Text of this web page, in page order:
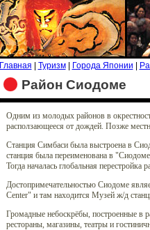
Главная Туризм| Города Японии
Район Сиодоме
Одним из молодых районов в
расползающееся от дождей. Позже
Станция Симбаси была выстроена в
станция была переименована в
Тогда началась глобальная перестройка
Достопримечательностью Сиодоме
Center" и там находится Музей ж/д
Громадные небоскрёбы, построенные в
рестораны, магазины, театры и